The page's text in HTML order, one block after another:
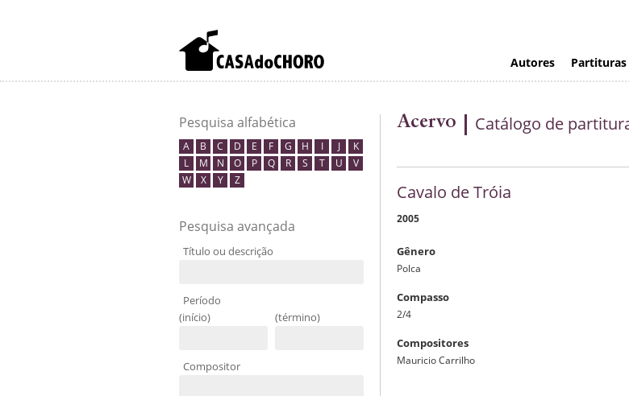
Autores Partituras
Pesquisa alfabética
A B C D E F G H I J
K
L
M N O P Q R S T U
V
W
X Y Z
Pesquisa avançada
Título ou descrição
Período
(início)
(término)
Compositor
Acervo Catálogo de
Cavalo de Tróia
2005
Gênero
Polca
Compasso
2/4
Compositores
Mauricio Carrilho